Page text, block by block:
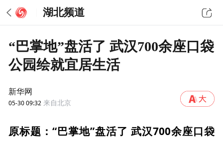
湖北频道
“巴掌地”盘活了 武汉700余座口袋
公园绘就宜居生活
新华网
05-30 09:32 来自北京
原标题：“巴掌地”盘活了 武汉700余座口袋